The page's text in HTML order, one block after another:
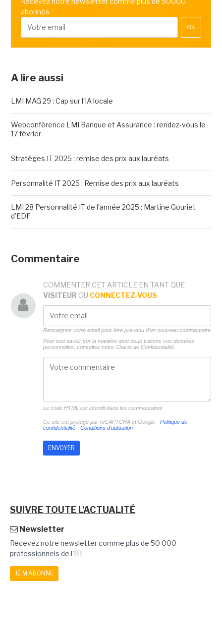
abonnés
OK
A lire aussi
LMI MAG 29 : Cap sur l'IA locale
Webconférence LMI Banque et Assurance : rendez-vous le
17 février
Stratéges IT 2025 : remise des prix aux lauréats
Personnalité IT 2025 : Remise des prix aux lauréats
LMI 28 Personnalité IT de l'année 2025 : Martine Gouriet
d'EDF
Commentaire
COMMENTER CET ARTICLE EN TANT QUE
VISITEUR OU CONNECTEZ-VOUS
Renseignez votre email pour être prévenu d'un nouveau commentaire
Pour tout savoir sur la manière dont nous traitons vos données
personnelles, consultez notre Charte de Confidentialité.
Le code HTML est interdit dans les commentaires
Ce site est protégé par reCAPTCHA et Google - Politique de
confidentialité- Conditions d'utilisation
SUIVRE TOUTE L'ACTUALITÉ
Newsletter
Recevez notre newsletter comme plus de 50 000
professionnels de l'IT!
JE M'ABONNE